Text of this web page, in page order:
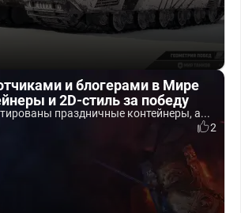
и блогерами в Мире
и 2D-стиль за победу
праздничные контейнеры, а...
2